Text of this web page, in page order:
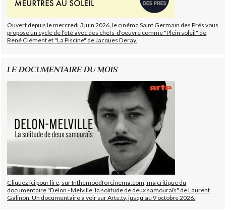
Ouvert depuis le mercredi 3 juin 2026, le cinéma Saint Germain des Prés vous
propose un cycle de l'été avec des chefs-d'oeuvre comme "Plein soleil" de
René Clément et "La Piscine" de Jacques Deray.
LE DOCUMENTAIRE DU MOIS
Cliquez ici pour lire, sur Inthemoodforcinema.com, ma critique du
documentaire "Delon - Melville, la solitude de deux samouraïs" de Laurent
Galinon. Un documentaire à voir sur Arte.tv, jusqu'au 9 octobre 2026.